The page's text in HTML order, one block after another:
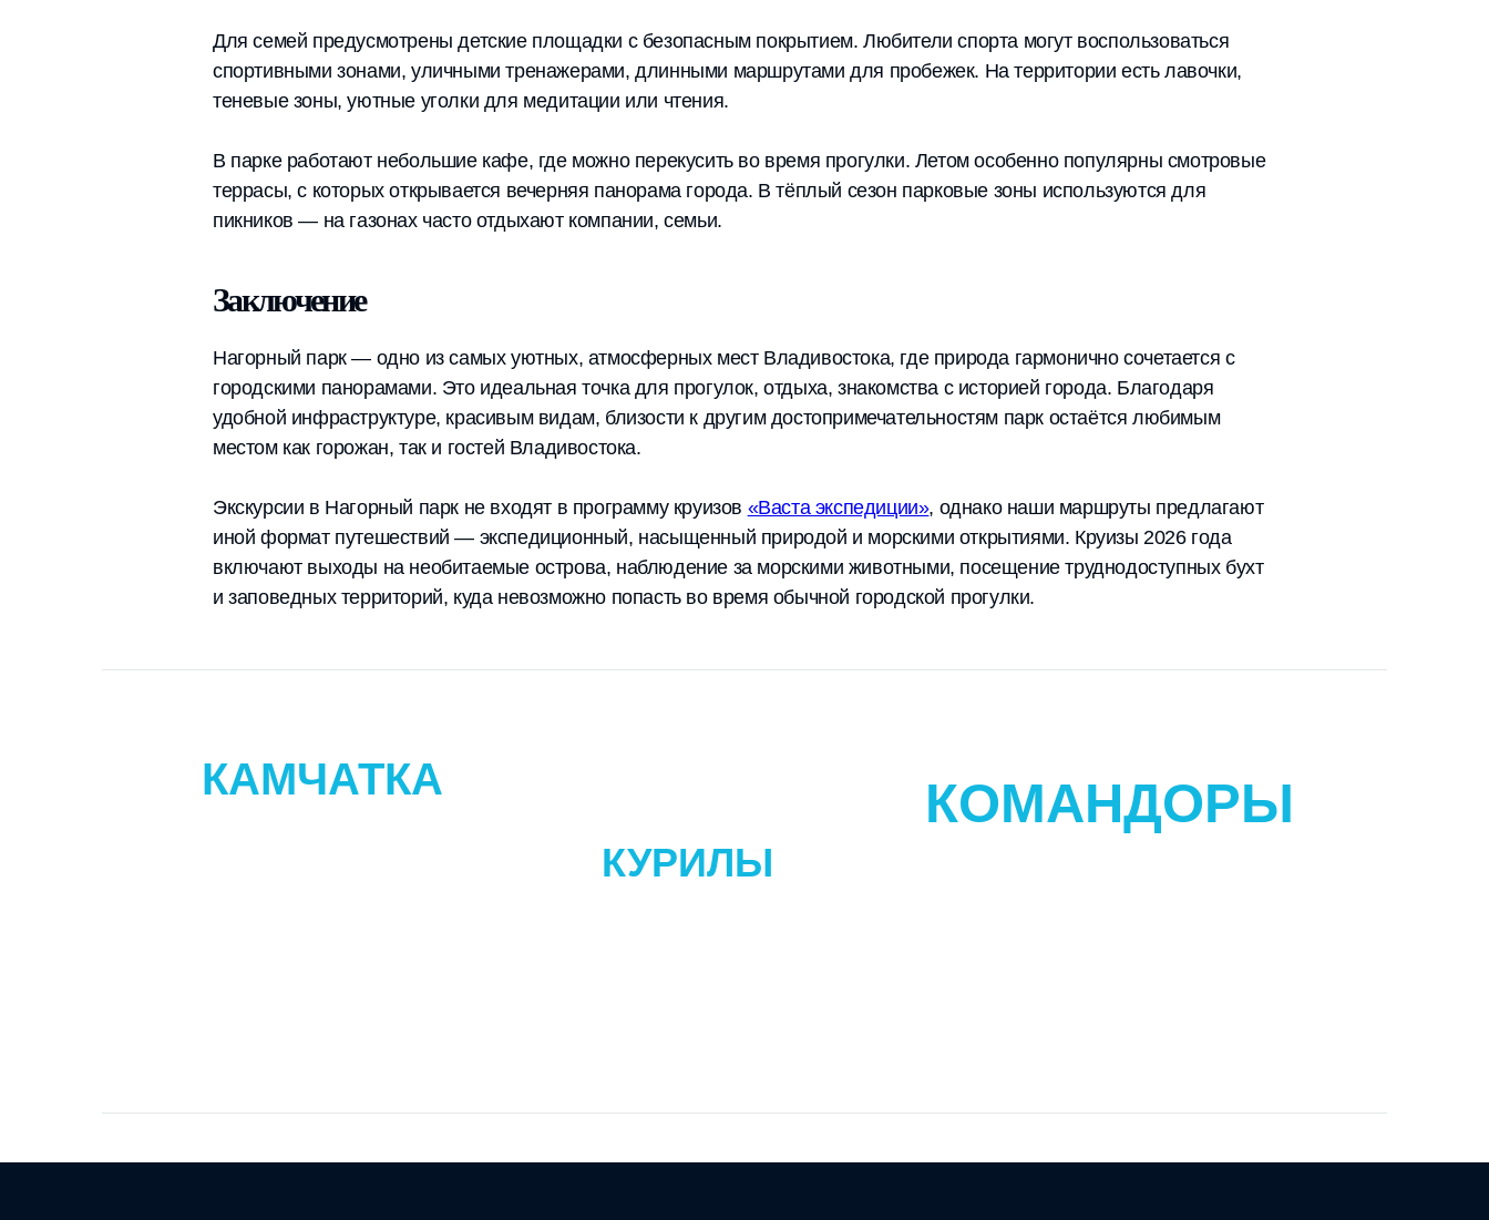
Для семей предусмотрены детские площадки с безопасным покрытием. Любители спорта могут воспользоваться
спортивными зонами, уличными тренажерами, длинными маршрутами для пробежек. На территории есть лавочки,
теневые зоны, уютные уголки для медитации или чтения.
В парке работают небольшие кафе, где можно перекусить во время прогулки. Летом особенно популярны смотровые
террасы, с которых открывается вечерняя панорама города. В тёплый сезон парковые зоны используются для
пикников — на газонах часто отдыхают компании, семьи.
Заключение
Нагорный парк — одно из самых уютных, атмосферных мест Владивостока, где природа гармонично сочетается с
городскими панорамами. Это идеальная точка для прогулок, отдыха, знакомства с историей города. Благодаря
удобной инфраструктуре, красивым видам, близости к другим достопримечательностям парк остаётся любимым
местом как горожан, так и гостей Владивостока.
Экскурсии в Нагорный парк не входят в программу круизов «Васта экспедиции», однако наши маршруты предлагают
иной формат путешествий — экспедиционный, насыщенный природой и морскими открытиями. Круизы 2026 года
включают выходы на необитаемые острова, наблюдение за морскими животными, посещение труднодоступных бухт
и заповедных территорий, куда невозможно попасть во время обычной городской прогулки.
КУРИЛЫ
КАМЧАТКА КОМАНДОРЫ